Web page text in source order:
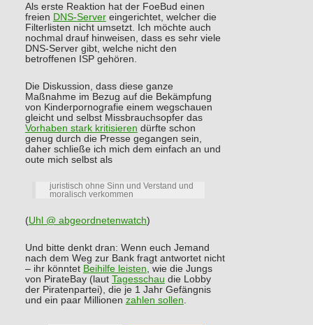
Als erste Reaktion hat der FoeBud einen
freien DNS-Servereingerichtet, welcher die
Filterlisten nicht umsetzt. Ich möchte auch
nochmal drauf hinweisen, dass es sehr viele
DNS-Server gibt, welche nicht den
betroffenen ISP gehören.
Die Diskussion, dass diese ganze
Maßnahme im Bezug auf die Bekämpfung
von Kinderpornografie einem wegschauen
gleicht und selbst Missbrauchsopfer das
Vorhaben stark kritisieren dürfte schon
genug durch die Presse gegangen sein,
daher schließe ich mich dem einfach an und
oute mich selbst als
juristisch ohne Sinn und Verstand und
moralisch verkommen
(Uhl @ abgeordnetenwatch)
Und bitte denkt dran: Wenn euch Jemand
nach dem Weg zur Bank fragt antwortet nicht
– ihr könntet Beihilfe leisten , wie die Jungs
von PirateBay (laut Tagesschau die Lobby
der Piratenpartei), die je 1 Jahr Gefängnis
und ein paar Millionen zahlen sollen